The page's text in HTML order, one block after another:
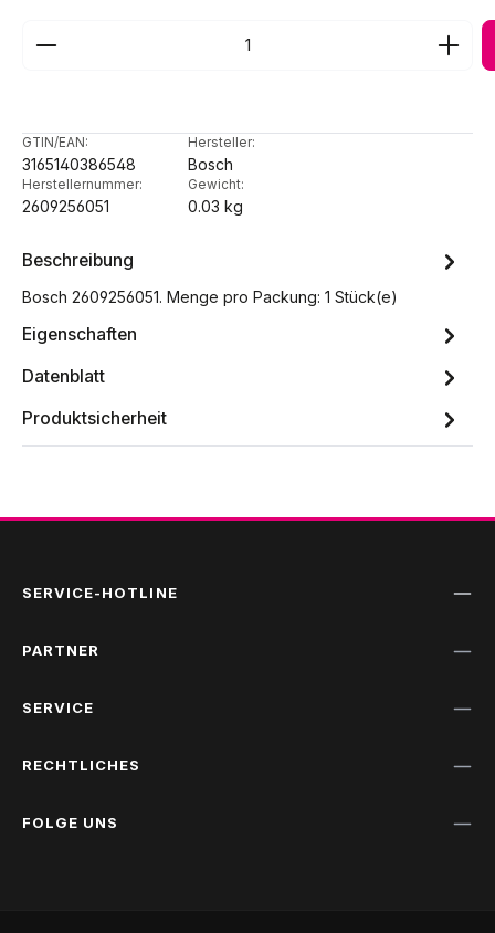
Produkt Anzahl: Gib den gewünschten Wert ein
GTIN/EAN:
3165140386548
Hersteller:
Bosch
Herstellernummer:
2609256051
Gewicht:
0.03 kg
Beschreibung
Bosch 2609256051. Menge pro Packung: 1 Stück(e)
Eigenschaften
Datenblatt
Produktsicherheit
SERVICE-HOTLINE
PARTNER
SERVICE
RECHTLICHES
FOLGE UNS